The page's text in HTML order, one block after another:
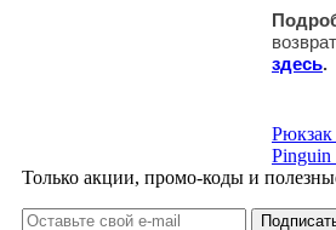
здесь.
Рюкзак
Только акции, промо-коды и